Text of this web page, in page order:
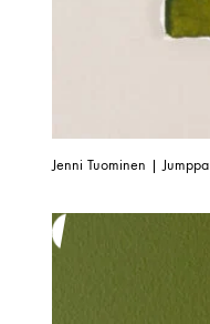
Jenni Tuominen | Jumppa